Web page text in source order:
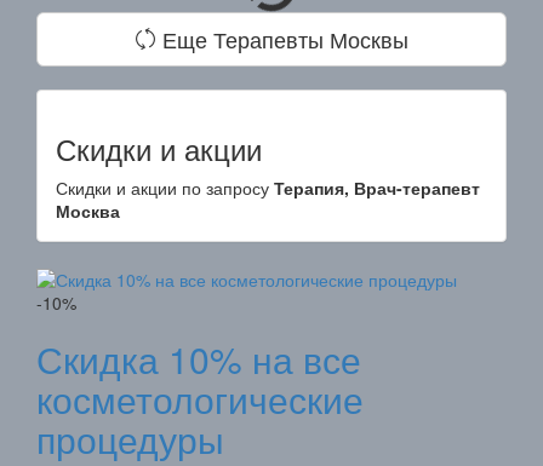
Еще Терапевты Москвы
Скидки и акции
Скидки и акции по запросу Терапия, Врач-терапевт
Москва
-10%
Скидка 10% на все
косметологические
процедуры